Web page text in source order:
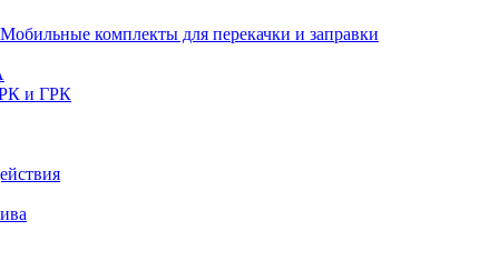
Мобильные комплекты для перекачки и заправки
и ГРК